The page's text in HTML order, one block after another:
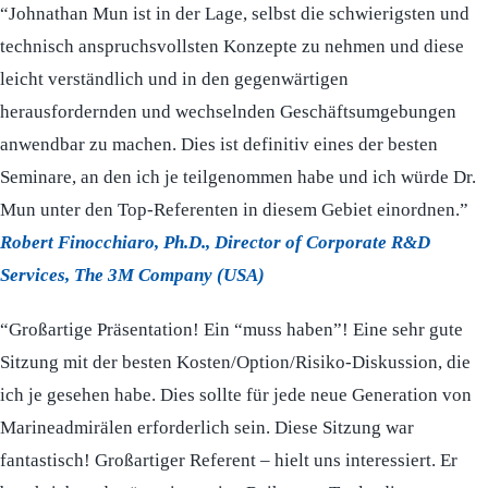
“Johnathan Mun ist in der Lage, selbst die schwierigsten und
technisch anspruchsvollsten Konzepte zu nehmen und diese
leicht verständlich und in den gegenwärtigen
herausfordernden und wechselnden Geschäftsumgebungen
anwendbar zu machen. Dies ist definitiv eines der besten
Seminare, an den ich je teilgenommen habe und ich würde Dr.
Mun unter den Top-Referenten in diesem Gebiet einordnen.”
Robert Finocchiaro, Ph.D., Director of Corporate R&D
Services, The 3M Company (USA)
“Großartige Präsentation! Ein “muss haben”! Eine sehr gute
Sitzung mit der besten Kosten/Option/Risiko-Diskussion, die
ich je gesehen habe. Dies sollte für jede neue Generation von
Marineadmirälen erforderlich sein. Diese Sitzung war
fantastisch! Großartiger Referent – hielt uns interessiert. Er